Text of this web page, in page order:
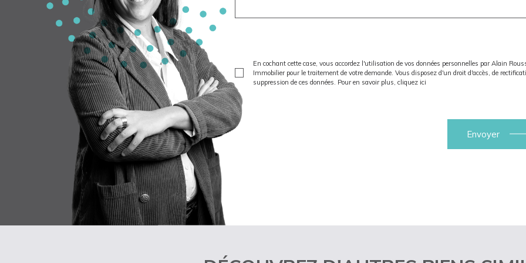
En cochant cette case, vous accordez l'utilisation de vos données personnelles par Alain
Immobilier pour le traitement de votre demande. Vous disposez d'un droit d'accès, de
suppression de ces données. Pour en savoir plus,cliquez ici